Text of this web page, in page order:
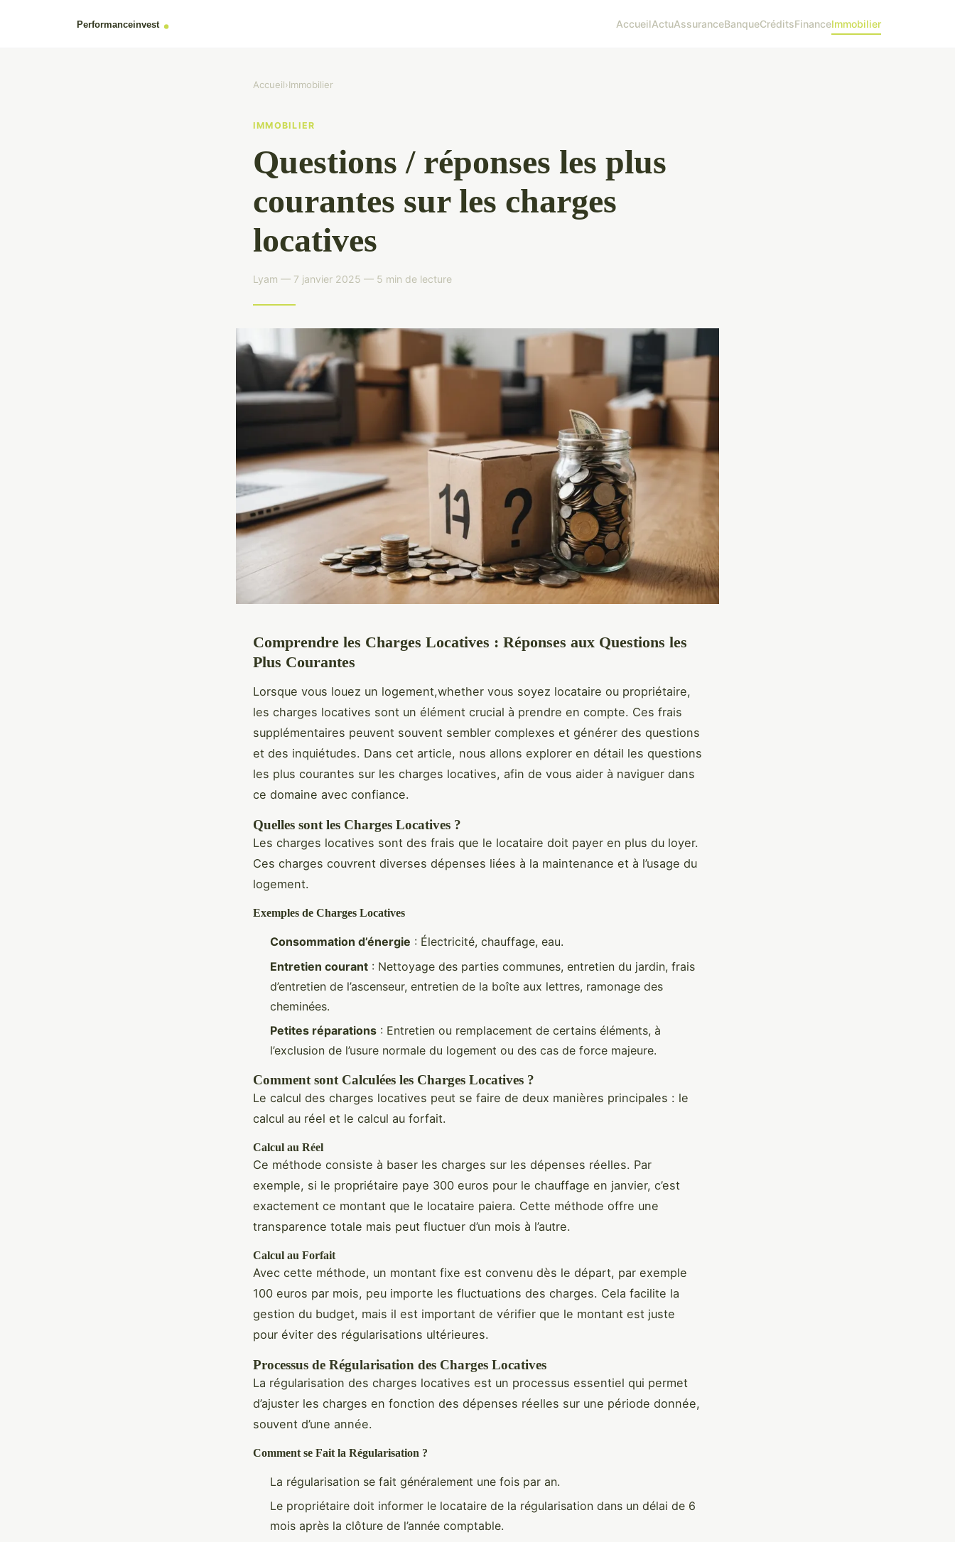
AccueilActuAssuranceBanqueCréditsFinanceImmobilier
Accueil›Immobilier
IMMOBILIER
Questions / réponses les plus
courantes sur les charges
locatives
Lyam — 7 janvier 2025 — 5 min de lecture
Comprendre les Charges Locatives : Réponses aux Questions les
Plus Courantes
Lorsque vous louez un logement,whether vous soyez locataire ou propriétaire,
les charges locatives sont un élément crucial à prendre en compte. Ces frais
supplémentaires peuvent souvent sembler complexes et générer des questions
et des inquiétudes. Dans cet article, nous allons explorer en détail les questions
les plus courantes sur les charges locatives, afin de vous aider à naviguer dans
ce domaine avec confiance.
Quelles sont les Charges Locatives ?
Les charges locatives sont des frais que le locataire doit payer en plus du loyer.
Ces charges couvrent diverses dépenses liées à la maintenance et à l’usage du
logement.
Exemples de Charges Locatives
Consommation d’énergie : Électricité, chauffage, eau.
Entretien courant : Nettoyage des parties communes, entretien du jardin, frais
d’entretien de l’ascenseur, entretien de la boîte aux lettres, ramonage des
cheminées.
Petites réparations : Entretien ou remplacement de certains éléments, à
l’exclusion de l’usure normale du logement ou des cas de force majeure.
Comment sont Calculées les Charges Locatives ?
Le calcul des charges locatives peut se faire de deux manières principales : le
calcul au réel et le calcul au forfait.
Calcul au Réel
Ce méthode consiste à baser les charges sur les dépenses réelles. Par
exemple, si le propriétaire paye 300 euros pour le chauffage en janvier, c’est
exactement ce montant que le locataire paiera. Cette méthode offre une
transparence totale mais peut fluctuer d’un mois à l’autre.
Calcul au Forfait
Avec cette méthode, un montant fixe est convenu dès le départ, par exemple
100 euros par mois, peu importe les fluctuations des charges. Cela facilite la
gestion du budget, mais il est important de vérifier que le montant est juste
pour éviter des régularisations ultérieures.
Processus de Régularisation des Charges Locatives
La régularisation des charges locatives est un processus essentiel qui permet
d’ajuster les charges en fonction des dépenses réelles sur une période donnée,
souvent d’une année.
Comment se Fait la Régularisation ?
La régularisation se fait généralement une fois par an.
Le propriétaire doit informer le locataire de la régularisation dans un délai de 6
mois après la clôture de l’année comptable.